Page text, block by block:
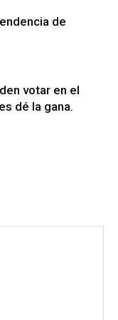
de
votar en el
dé la gana.